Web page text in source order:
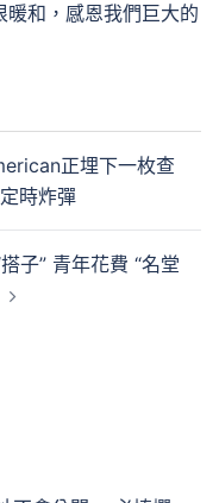
和，感恩我們巨大的
正埋下一枚查
時炸彈
子” 青年花費 “名堂